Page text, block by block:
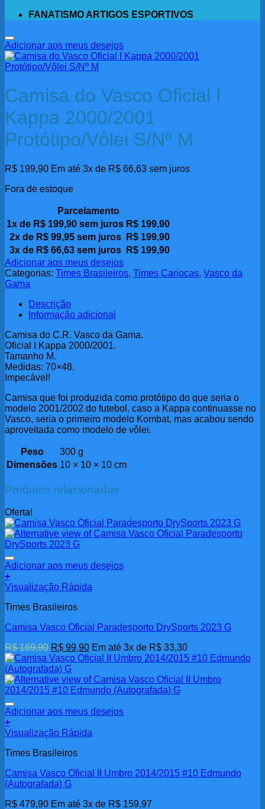
FANATISMO ARTIGOS ESPORTIVOS
Adicionar aos meus desejos
Camisa do Vasco Oficial I
Kappa 2000/2001
Protótipo/Vôlei S/Nº M
R$ 199,90 Em até 3x de R$ 66,63 sem juros
Fora de estoque
Parcelamento
1x de R$ 199,90 sem juros R$ 199,90
2x de R$99,95sem juros R$ 199,90
3x de R$66,63sem juros R$ 199,90
Adicionar aos meus desejos
Categorias: Times Brasileiros, Times Cariocas, Vasco da
Gama
Descrição
Informação adicional
Camisa do C.R. Vasco da Gama.
Oficial I Kappa 2000/2001.
Tamanho M.
Medidas: 70×48.
Impecável!
Camisa que foi produzida como protótipo do que seria o
modelo 2001/2002 do futebol, caso a Kappa continuasse no
Vasco, seria o primeiro modelo Kombat, mas acabou sendo
aproveitada como modelo de vôlei.
Peso
300 g
Dimensões 10 × 10 × 10 cm
Produtos relacionados
Oferta!
Adicionar aos meus desejos
+
Visualização Rápida
Times Brasileiros
Camisa Vasco Oficial Paradesporto DrySports 2023 G
R$169,90 O
preço
original
era:
R$ 169,90.
R$ 99,90O
preço
é:
R$ 99,90.
Em até 3x de R$ 33,30
Adicionar aos meus desejos
+
Visualização Rápida
Times Brasileiros
Camisa Vasco Oficial II Umbro 2014/2015 #10 Edmundo
(Autografada) G
R$ 479,90 Em até 3x de R$ 159,97